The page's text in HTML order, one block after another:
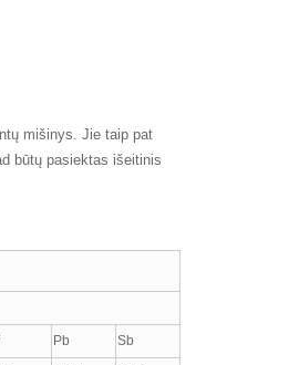
mišinys. Jie taip pat
būtų pasiektas išeitinis
Pb Sb